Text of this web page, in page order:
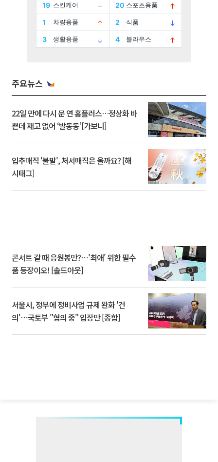
주요뉴스
22일 만에 다시 문 연 홈플러스…정상화 바
쁜데 재고 없어 ‘발동동’[가보니]
입추매직 '불발', 처서매직은 올까요? [해
시태그]
콘서트 갈 때 응원봉만?⋯'최애' 위한 필수
품 등장이오! [솔드아웃]
서울시, 정부에 정비사업 규제 완화 '건
의'⋯국토부 "협의 중" 입장만 [종합]